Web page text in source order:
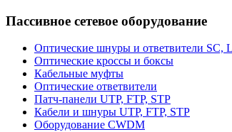
Пассивное сетевое оборудование
Оптические шнуры и ответвители SC,
Оптические кроссы и боксы
Кабельные муфты
Оптические ответвители
Патч-панели UTP, FTP, STP
Кабели и шнуры UTP, FTP, STP
Оборудование CWDM